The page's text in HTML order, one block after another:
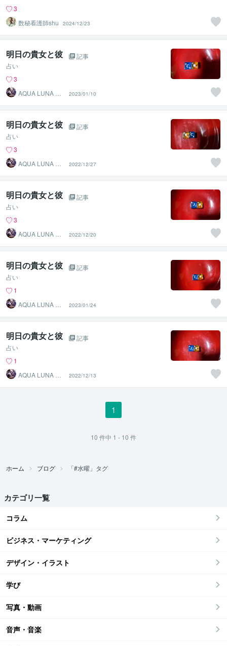
3
数秘看護師shu
2024/12/23
明日の貴女と彼
記事
占い
3
AQUA LUNA 池
2023/01/10
明日の貴女と彼
記事
占い
3
AQUA LUNA 池
2022/12/27
明日の貴女と彼
記事
占い
3
AQUA LUNA 池
2022/12/20
明日の貴女と彼
記事
占い
1
AQUA LUNA 池
2023/01/24
明日の貴女と彼
記事
占い
1
AQUA LUNA 池
2022/12/13
1
10 件中 1 - 10 件
ホーム ブログ 「#水曜」タグ
カテゴリ一覧
コラム
ビジネス・マーケティング
デザイン・イラスト
学び
写真・動画
音声・音楽